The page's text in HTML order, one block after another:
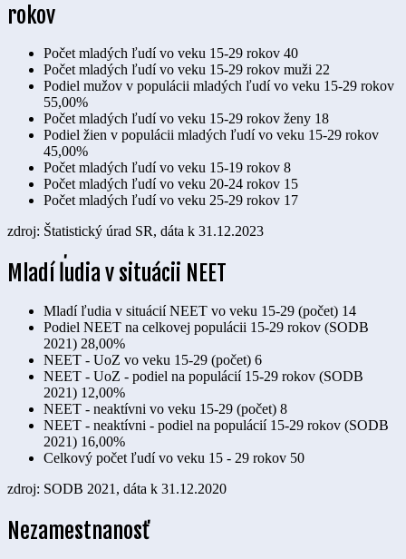
rokov
Počet mladých ľudí vo veku 15-29 rokov 40
Počet mladých ľudí vo veku 15-29 rokov muži 22
Podiel mužov v populácii mladých ľudí vo veku 15-29 rokov
55,00%
Počet mladých ľudí vo veku 15-29 rokov ženy 18
Podiel žien v populácii mladých ľudí vo veku 15-29 rokov
45,00%
Počet mladých ľudí vo veku 15-19 rokov 8
Počet mladých ľudí vo veku 20-24 rokov 15
Počet mladých ľudí vo veku 25-29 rokov 17
zdroj: Štatistický úrad SR, dáta k 31.12.2023
Mladí ľudia v situácii NEET
Mladí ľudia v situácií NEET vo veku 15-29 (počet) 14
Podiel NEET na celkovej populácii 15-29 rokov (SODB
2021) 28,00%
NEET - UoZ vo veku 15-29 (počet) 6
NEET - UoZ - podiel na populácií 15-29 rokov (SODB
2021) 12,00%
NEET - neaktívni vo veku 15-29 (počet) 8
NEET - neaktívni - podiel na populácií 15-29 rokov (SODB
2021) 16,00%
Celkový počet ľudí vo veku 15 - 29 rokov 50
zdroj: SODB 2021, dáta k 31.12.2020
Nezamestnanosť